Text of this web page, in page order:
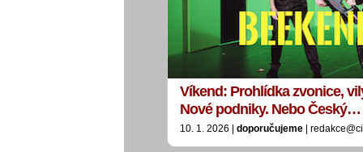
Víkend: Prohlídka zvonice,
Nové podniky. Nebo Český…
10. 1. 2026 | doporučujeme |